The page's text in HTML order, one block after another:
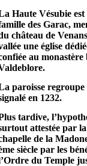
Haute Vésubie
des Garac,
château de
une église
au
paroisse
en 1232.
tardive,
attestée par la
de la
siècle par les
du Temple